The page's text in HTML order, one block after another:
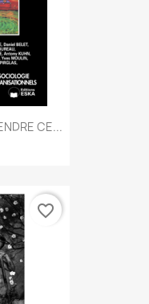
CE...
favorite_border